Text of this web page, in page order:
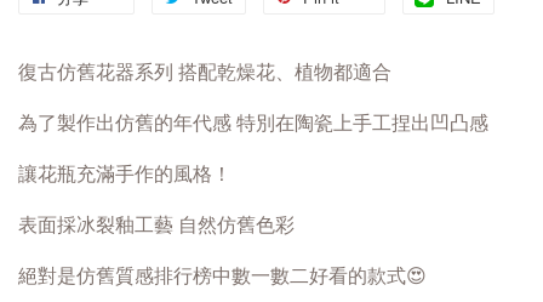
復古仿舊花器系列 搭配乾燥花、植物都適合
為了製作出仿舊的年代感 特別在陶瓷上手工捏出凹凸感
讓花瓶充滿手作的風格！
表面採冰裂釉工藝 自然仿舊色彩
絕對是仿舊質感排行榜中數一數二好看的款式😍